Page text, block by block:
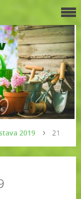
2019 21